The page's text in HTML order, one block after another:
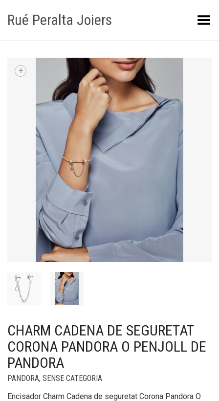
Rué Peralta Joiers Obrir/tancar el menú
+
CHARM CADENA DE SEGURETAT
CORONA PANDORA O PENJOLL DE
PANDORA
PANDORA, SENSE CATEGORIA
Encisador Charm Cadena de seguretat Corona Pandora O